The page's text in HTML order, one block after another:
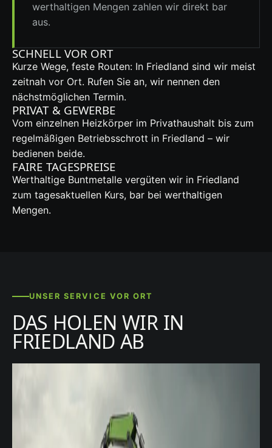
werthaltigen Mengen zahlen wir direkt bar
aus.
SCHNELL VOR ORT
Kurze Wege, feste Routen: In Friedland sind wir meist
zeitnah vor Ort. Rufen Sie an, wir nennen den
nächstmöglichen Termin.
PRIVAT & GEWERBE
Vom einzelnen Heizkörper im Privathaushalt bis zum
regelmäßigen Betriebsschrott in Friedland – wir
bedienen beide.
FAIRE TAGESPREISE
Werthaltige Buntmetalle vergüten wir in Friedland
zum tagesaktuellen Kurs, bar bei werthaltigen
Mengen.
UNSER SERVICE VOR ORT
DAS HOLEN WIR IN
FRIEDLAND AB